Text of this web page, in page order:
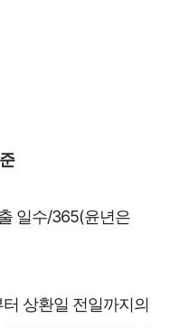
일수/365(윤년은
상환일 전일까지의